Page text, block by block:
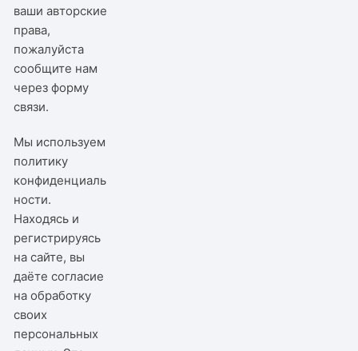
ваши авторские
права,
пожалуйста
сообщите нам
черезформу
связи.
Мы используем
политику
конфиденциаль
ности.
Находясь и
регистрируясь
на сайте, вы
даёте согласие
на обработку
своих
персональных